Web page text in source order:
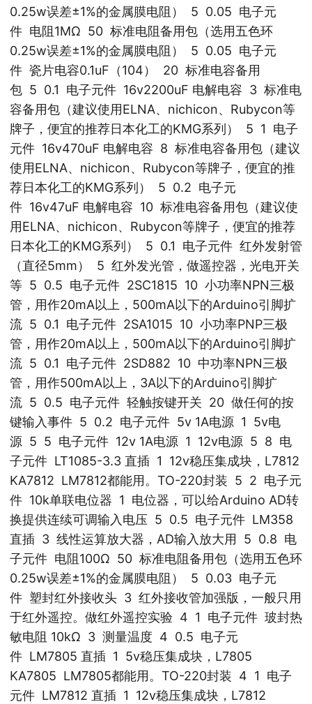
0.25w误差±1%的金属膜电阻） 5 0.05 电子元
件 电阻1MΩ 50 标准电阻备用包（选用五色环
0.25w误差±1%的金属膜电阻） 5 0.05 电子元
件 瓷片电容0.1uF（104） 20 标准电容备用
包 5 0.1 电子元件 16v2200uF 电解电容 3 标准电
容备用包（建议使用ELNA、nichicon、Rubycon等
牌子，便宜的推荐日本化工的KMG系列） 5 1 电子
元件 16v470uF 电解电容 8 标准电容备用包（建议
使用ELNA、nichicon、Rubycon等牌子，便宜的推
荐日本化工的KMG系列） 5 0.2 电子元
件 16v47uF 电解电容 10 标准电容备用包（建议使
用ELNA、nichicon、Rubycon等牌子，便宜的推荐
日本化工的KMG系列） 5 0.1 电子元件 红外发射管
（直径5mm） 5 红外发光管，做遥控器，光电开关
等 5 0.5 电子元件 2SC1815 10 小功率NPN三极
管，用作20mA以上，500mA以下的Arduino引脚扩
流 5 0.1 电子元件 2SA1015 10 小功率PNP三极
管，用作20mA以上，500mA以下的Arduino引脚扩
流 5 0.1 电子元件 2SD882 10 中功率NPN三极
管，用作500mA以上，3A以下的Arduino引脚扩
流 5 0.5 电子元件 轻触按键开关 20 做任何的按
键输入事件 5 0.2 电子元件 5v 1A电源 1 5v电
源 5 5 电子元件 12v 1A电源 1 12v电源 5 8 电
子元件 LT1085-3.3 直插 1 12v稳压集成块，L7812
KA7812 LM7812都能用。TO-220封装 5 2 电子元
件 10k单联电位器 1 电位器，可以给Arduino AD转
换提供连续可调输入电压 5 0.5 电子元件 LM358
直插 3 线性运算放大器，AD输入放大用 5 0.8 电
子元件 电阻100Ω 50 标准电阻备用包（选用五色环
0.25w误差±1%的金属膜电阻） 5 0.03 电子元
件 塑封红外接收头 3 红外接收管加强版，一般只用
于红外遥控。做红外遥控实验 4 1 电子元件 玻封热
敏电阻 10kΩ 3 测量温度 4 0.5 电子元
件 LM7805 直插 1 5v稳压集成块，L7805
KA7805 LM7805都能用。TO-220封装 4 1 电子
元件 LM7812 直插 1 12v稳压集成块，L7812